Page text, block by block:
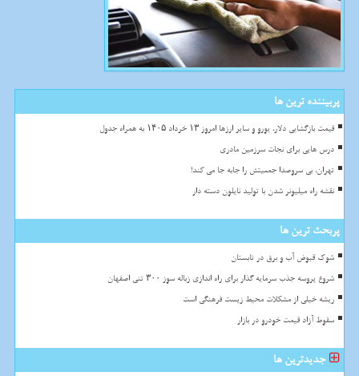
پربیننده ترین ها
قیمت بازگشایی دلار، یورو و سایر ارزها امروز ۱۳ خرداد ۱۴۰۵ به همراه جدول
درس هایی برای نجات سرزمین مادری
تهران، بی سروصدا جمعیتش را جابه جا می کند!
نقشه راه میلیونر شدن با تولید نایلون دسته دار
پربحث ترین ها
شوک قبوض آب و برق در تابستان
شروع پروسه جذب سرمایه گذار برای راه اندازی زباله سوز ۳۰۰ تنی اصفهان
ریشه خیلی از مشکلات محیط زیست فرهنگی است
سقوط آزاد قیمت خودرو در بازار
جدیدترین ها